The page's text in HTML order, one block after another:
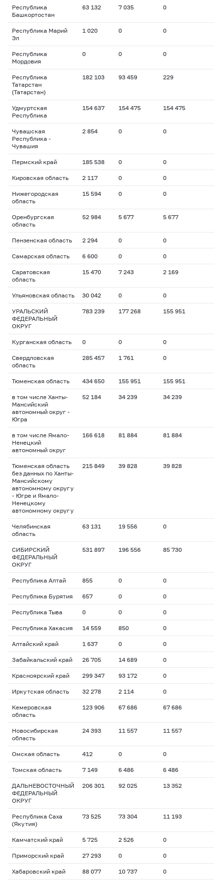
Республика
Башкортостан
63 132 7 035 0
Республика Марий
Эл
1 020 0 0
Республика
Мордовия
0 0 0
Республика
Татарстан
(Татарстан)
182 103 93 459 229
Удмуртская
Республика
154 637 154 475 154 475
Чувашская
Республика -
Чувашия
2 854 0 0
Пермский край 185 538 0 0
Кировская область 2 117 0 0
Нижегородская
область
15 594 0 0
Оренбургская
область
52 984 5 677 5 677
Пензенская область 2 294 0 0
Самарская область 6 600 0 0
Саратовская
область
15 470 7 243 2 169
Ульяновская область 30 042 0 0
УРАЛЬСКИЙ
ФЕДЕРАЛЬНЫЙ
ОКРУГ
783 239 177 268 155 951
Курганская область 0 0 0
Свердловская
область
285 457 1 761 0
Тюменская область 434 650 155 951 155 951
в том числе Ханты-
Мансийский
автономный округ -
Югра
52 184 34 239 34 239
в том числе Ямало-
Ненецкий
автономный округ
166 618 81 884 81 884
Тюменская область
без данных по Ханты-
Мансийскому
автономному округу
- Югре и Ямало-
Ненецкому
автономному округу
215 849 39 828 39 828
Челябинская
область
63 131 19 556 0
СИБИРСКИЙ
ФЕДЕРАЛЬНЫЙ
ОКРУГ
531 897 196 556 85 730
Республика Алтай 855 0 0
Республика Бурятия 657 0 0
Республика Тыва 0 0 0
Республика Хакасия 14 559 850 0
Алтайский край 1 637 0 0
Забайкальский край 26 705 14 689 0
Красноярский край 299 347 93 172 0
Иркутская область 32 278 2 114 0
Кемеровская
область
123 906 67 686 67 686
Новосибирская
область
24 393 11 557 11 557
Омская область 412 0 0
Томская область 7 149 6 486 6 486
ДАЛЬНЕВОСТОЧНЫЙ
ФЕДЕРАЛЬНЫЙ
ОКРУГ
206 301 92 025 13 352
Республика Саха
(Якутия)
73 525 73 304 11 193
Камчатский край 5 725 2 526 0
Приморский край 27 293 0 0
Хабаровский край 88 077 10 737 0